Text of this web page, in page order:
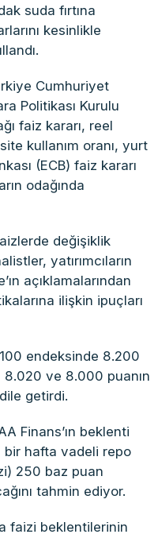
suda fırtına
kesinlikle
Cumhuriyet
Politikası Kurulu
faiz kararı, reel
kullanım oranı, yurt
(ECB) faiz kararı
odağında
değişiklik
yatırımcıların
açıklamalarından
ilişkin ipuçları
endeksinde 8.200
ve 8.000 puanın
getirdi.
Finans’ın beklenti
bir hafta vadeli repo
250 baz puan
tahmin ediyor.
faizi beklentilerinin